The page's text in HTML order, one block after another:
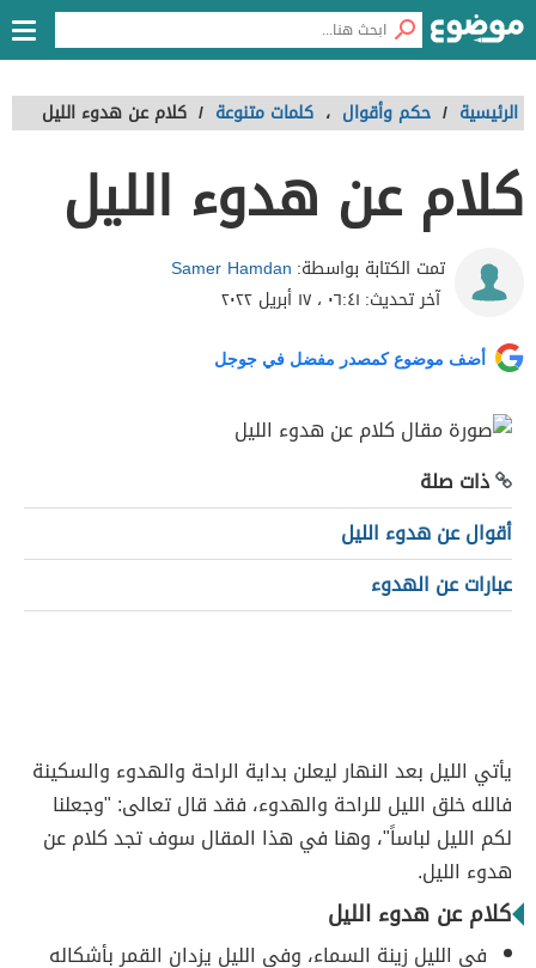
الرئيسية / حكم وأقوال ، كلمات متنوعة / كلام عن هدوء الليل
كلام عن هدوء الليل
تمت الكتابة بواسطة: Samer Hamdan
آخر تحديث: ٠٦:٤١ ، ١٧ أبريل ٢٠٢٢
أضف موضوع كمصدر مفضل في جوجل
ذات صلة
أقوال عن هدوء الليل
عبارات عن الهدوء
يأتي الليل بعد النهار ليعلن بداية الراحة والهدوء والسكينة
فالله خلق الليل للراحة والهدوء، فقد قال تعالى: "وجعلنا
لكم الليل لباساً"، وهنا في هذا المقال سوف تجد كلام عن
هدوء الليل.
كلام عن هدوء الليل
في الليل زينة السماء، وفي الليل يزدان القمر بأشكاله